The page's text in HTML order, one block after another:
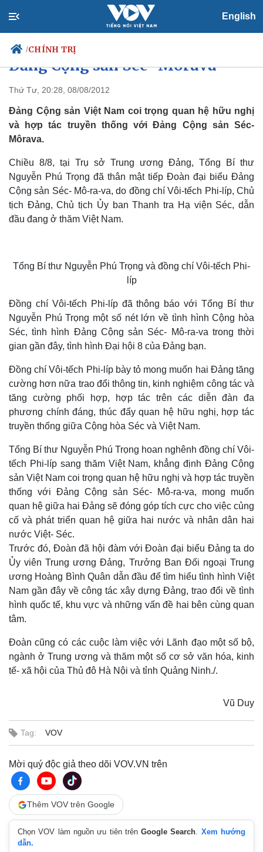
English
/CHÍNH TRỊ
Chính trị
Đảng
Tổ chức nhân sự
Nhận diện sự thật
Xã hội
Tin 24h
Dấu ấn VOV
Việc làm
Biển đảo
Thế giới
Multimedia
Tổng Bí Thư tiếp Đoàn đại biểu
Đảng Cộng sản Séc- Môrava
Thứ Tư, 20:28, 08/08/2012
Đảng Cộng sản Việt Nam coi trọng quan hệ hữu nghị
và hợp tác truyền thống với Đảng Cộng sản Séc-
Môrava.
Chiều 8/8, tại Trụ sở Trung ương Đảng, Tổng Bí thư
Nguyễn Phú Trọng đã thân mật tiếp Đoàn đại biểu Đảng
Cộng sản Séc- Mô-ra-va, do đồng chí Vôi-tếch Phi-líp, Chủ
tịch Đảng, Chủ tịch Ủy ban Thanh tra Hạ viện Séc, dẫn
đầu đang ở thăm Việt Nam.
Tổng Bí thư Nguyễn Phú Trọng và đồng chí Vôi-tếch Phi-
líp
Đồng chí Vôi-tếch Phi-líp đã thông báo với Tổng Bí thư
Nguyễn Phú Trọng một số nét lớn về tình hình Cộng hòa
Séc, tình hình Đảng Cộng sản Séc- Mô-ra-va trong thời
gian gần đây, tình hình Đại hội 8 của Đảng bạn.
Đồng chí Vôi-tếch Phi-líp bày tỏ mong muốn hai Đảng tăng
cường hơn nữa trao đổi thông tin, kinh nghiệm công tác và
tăng cường phối hợp, hợp tác trên các diễn đàn đa
phương chính đáng, thúc đẩy quan hệ hữu nghị, hợp tác
truyền thống giữa Cộng hòa Séc và Việt Nam.
Tổng Bí thư Nguyễn Phú Trọng hoan nghênh đồng chí Vôi-
tếch Phi-líp sang thăm Việt Nam, khẳng định Đảng Cộng
sản Việt Nam coi trọng quan hệ hữu nghị và hợp tác truyền
thống với Đảng Cộng sản Séc- Mô-ra-va, mong muốn
quan hệ giữa hai Đảng sẽ đóng góp tích cực cho việc củng
cố và phát triển quan hệ giữa hai nước và nhân dân hai
nước Việt- Séc.
Trước đó, Đoàn đã hội đàm với Đoàn đại biểu Đảng ta do
Ủy viên Trung ương Đảng, Trưởng Ban Đối ngoại Trung
ương Hoàng Bình Quân dẫn đầu để tìm hiểu tình hình Việt
Nam gần đây về công tác xây dựng Đảng, trao đổi về tình
hình quốc tế, khu vực và những vấn đề hai bên cùng quan
tâm.
Đoàn cũng có các cuộc làm việc với Lãnh đạo một số bộ,
ngành ở Trung ương và thăm một số cơ sở văn hóa, kinh
tế- xã hội của Thủ đô Hà Nội và tỉnh Quảng Ninh./.
Vũ Duy
Tag: VOV
Mời quý độc giả theo dõi VOV.VN trên
Thêm VOV trên Google
Chọn VOV làm nguồn ưu tiên trênGoogle Search. Xem hướng
dẫn.